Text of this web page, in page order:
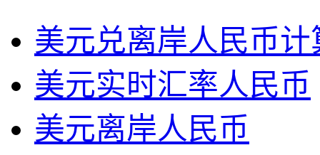
美元兑离岸人民币
美元实时汇率人民币
美元离岸人民币